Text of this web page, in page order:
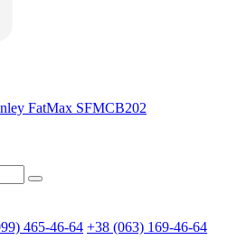
FatMax SFMCB202
465-46-64 +38 (063) 169-46-64